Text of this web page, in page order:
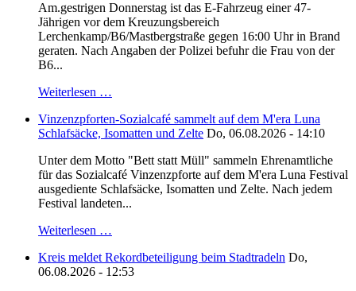
Am.gestrigen Donnerstag ist das E-Fahrzeug einer 47-
Jährigen vor dem Kreuzungsbereich
Lerchenkamp/B6/Mastbergstraße gegen 16:00 Uhr in Brand
geraten. Nach Angaben der Polizei befuhr die Frau von der
B6...
Weiterlesen …
Vinzenzpforten-Sozialcafé sammelt auf dem M'era Luna
Schlafsäcke, Isomatten und Zelte Do, 06.08.2026 - 14:10
Unter dem Motto "Bett statt Müll" sammeln Ehrenamtliche
für das Sozialcafé Vinzenzpforte auf dem M'era Luna Festival
ausgediente Schlafsäcke, Isomatten und Zelte. Nach jedem
Festival landeten...
Weiterlesen …
Kreis meldet Rekordbeteiligung beim Stadtradeln Do,
06.08.2026 - 12:53